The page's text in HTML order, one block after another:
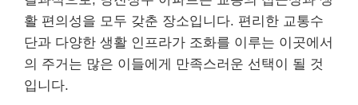
활 편의성을 모두 갖춘 장소입니다. 편리한 교통수
단과 다양한 생활 인프라가 조화를 이루는 이곳에서
의 주거는 많은 이들에게 만족스러운 선택이 될 것
입니다.